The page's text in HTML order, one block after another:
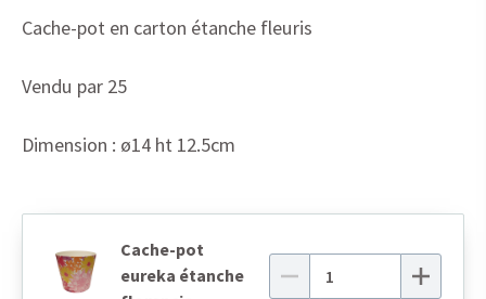
Cache-pot en carton étanche fleuris
Vendu par 25
Dimension : ø14 ht 12.5cm
Cache-pot
eureka étanche